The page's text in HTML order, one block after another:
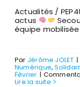
Actualités /
actus
équipe mobilisée
Par Jérôme JOLET |
Numérique,
Février |
Lire la suite